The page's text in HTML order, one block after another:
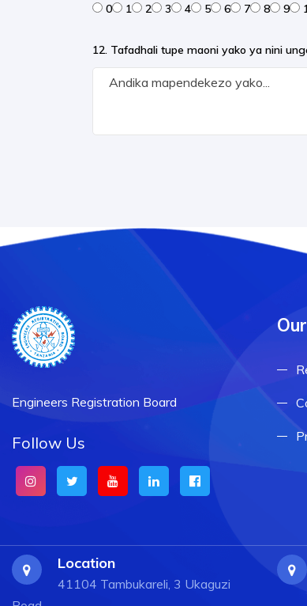
0
1 2 3 4 5 6 7 8 9
12. Tafadhali tupe maoni yako ya nini
Engineers Registration Board
Follow Us
Location
41104 Tambukareli, 3 Ukaguzi